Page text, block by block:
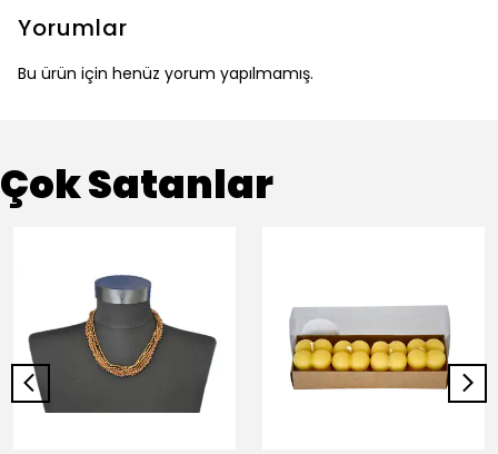
Yorumlar
Bu ürün için henüz yorum yapılmamış.
Çok Satanlar